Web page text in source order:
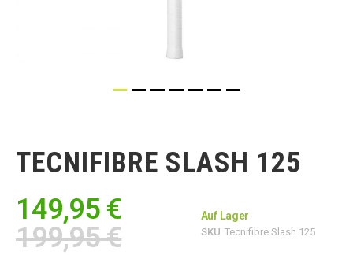
Bildgalerie
springen
TECNIFIBRE SLASH 125
149,95 €
199,95 €
Auf Lager
SKU Tecnifibre Slash 125